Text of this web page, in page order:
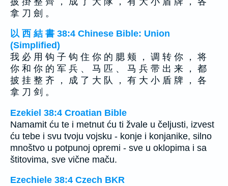
拿 刀 劍 。
以 西 結 書 38:4 Chinese Bible: Union
(Simplified)
我 必 用 钩 子 钩 住 你 的 腮 颊 ， 调 转 你 ， 将
你 和 你 的 军 兵 、 马 匹 、 马 兵 带 出 来 ， 都
披 挂 整 齐 ， 成 了 大 队 ， 有 大 小 盾 牌 ， 各
拿 刀 剑 。
Ezekiel 38:4 Croatian Bible
Namamit ću te i metnut ću ti žvale u čeljusti, izvest
ću tebe i svu tvoju vojsku - konje i konjanike, silno
mnoštvo u potpunoj opremi - sve u oklopima i sa
štitovima, sve vične maču.
Ezechiele 38:4 Czech BKR